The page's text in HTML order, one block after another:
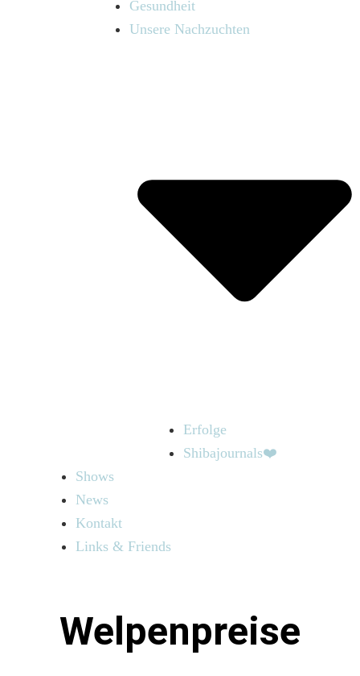
Gesundheit
Unsere Nachzuchten
Erfolge
Shibajournals❤️
Shows
News
Kontakt
Links & Friends
Welpenpreise